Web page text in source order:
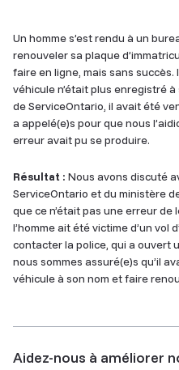
Un homme s’est rendu à un
renouveler sa plaque
faire en ligne, mais sans
véhicule n’était plus enregistré
de ServiceOntario, il avait été
a appelé(e)s pour que nous
erreur avait pu se produire.
Résultat : Nous avons discuté
ServiceOntario et du ministère
que ce n’était pas une erreur
l’homme ait été victime d’un vol
contacter la police, qui a ouvert
nous sommes assuré(e)s qu’il
véhicule à son nom et faire
Aidez-nous à améliorer